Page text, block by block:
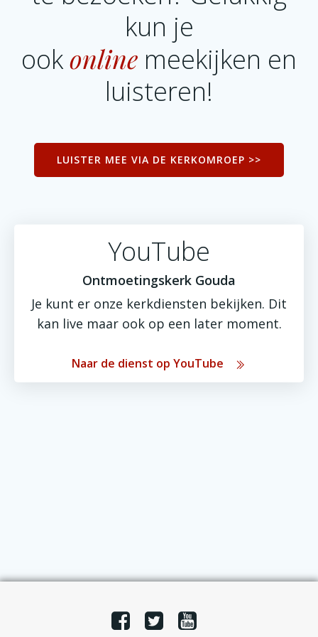
kun je
ookonline meekijken en
luisteren!
LUISTER MEE VIA DE KERKOMROEP >>
YouTube
Ontmoetingskerk Gouda
Je kunt er onze kerkdiensten bekijken. Dit
kan live maar ook op een later moment.
Naar de dienst op YouTube